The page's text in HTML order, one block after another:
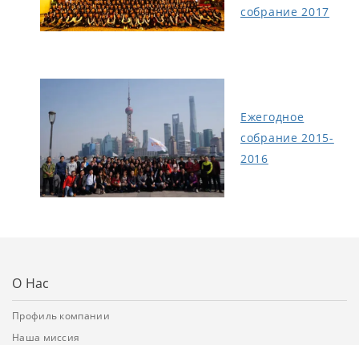
собрание 2017
Ежегодное
собрание 2015-
2016
О Нас
Профиль компании
Наша миссия